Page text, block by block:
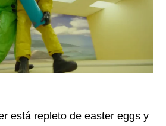
está repleto de easter eggs y